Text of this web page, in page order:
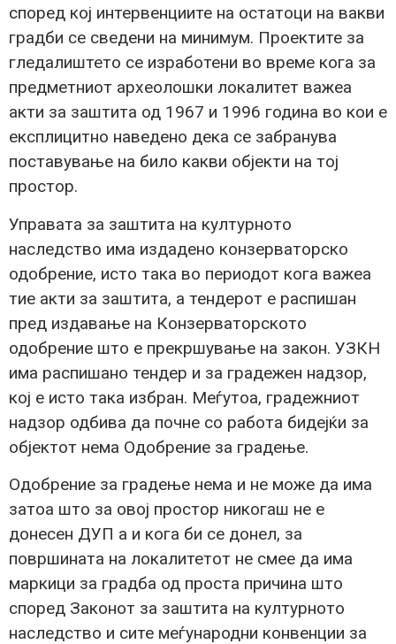
според кој интервенциите на остатоци на вакви
градби се сведени на минимум. Проектите за
гледалиштето се изработени во време кога за
предметниот археолошки локалитет важеа
акти за заштита од 1967 и 1996 година во кои е
експлицитно наведено дека се забранува
поставување на било какви објекти на тој
простор.
Управата за заштита на културното
наследство има издадено конзерваторско
одобрение, исто така во периодот кога важеа
тие акти за заштита, а тендерот е распишан
пред издавање на Конзерваторското
одобрение што е прекршување на закон. УЗКН
има распишано тендер и за градежен надзор,
кој е исто така избран. Меѓутоа, градежниот
надзор одбива да почне со работа бидејќи за
објектот нема Одобрение за градење.
Одобрение за градење нема и не може да има
затоа што за овој простор никогаш не е
донесен ДУП а и кога би се донел, за
површината на локалитетот не смее да има
маркици за градба од проста причина што
според Законот за заштита на културното
наследство и сите меѓународни конвенции за